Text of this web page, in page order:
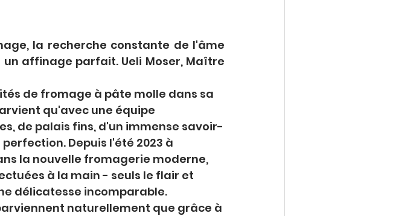
la recherche constante de l'âme
affinage parfait. Ueli Moser, Maître
de fromage à pâte molle dans sa
qu'avec une équipe
de palais fins, d'un immense savoir-
Depuis l'été 2023 à
la nouvelle fromagerie moderne,
à la main - seuls le flair et
délicatesse incomparable.
naturellement que grâce à